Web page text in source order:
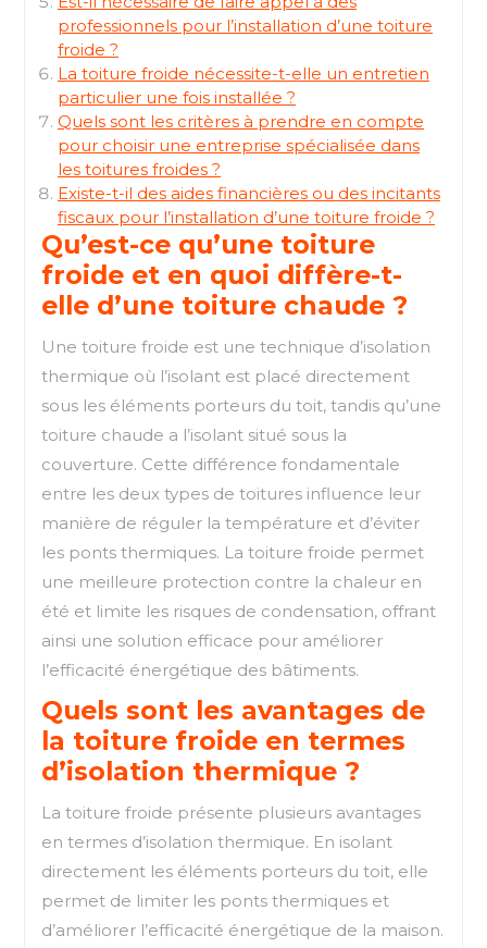
professionnels pour l’installation d’une toiture
froide ?
La toiture froide nécessite-t-elle un entretien
particulier une fois installée ?
Quels sont les critères à prendre en compte
pour choisir une entreprise spécialisée dans
les toitures froides ?
Existe-t-il des aides financières ou des incitants
fiscaux pour l’installation d’une toiture froide ?
Qu’est-ce qu’une toiture
froide et en quoi diffère-t-
elle d’une toiture chaude ?
Une toiture froide est une technique d’isolation
thermique où l’isolant est placé directement
sous les éléments porteurs du toit, tandis qu’une
toiture chaude a l’isolant situé sous la
couverture. Cette différence fondamentale
entre les deux types de toitures influence leur
manière de réguler la température et d’éviter
les ponts thermiques. La toiture froide permet
une meilleure protection contre la chaleur en
été et limite les risques de condensation, offrant
ainsi une solution efficace pour améliorer
l’efficacité énergétique des bâtiments.
Quels sont les avantages de
la toiture froide en termes
d’isolation thermique ?
La toiture froide présente plusieurs avantages
en termes d’isolation thermique. En isolant
directement les éléments porteurs du toit, elle
permet de limiter les ponts thermiques et
d’améliorer l’efficacité énergétique de la maison.